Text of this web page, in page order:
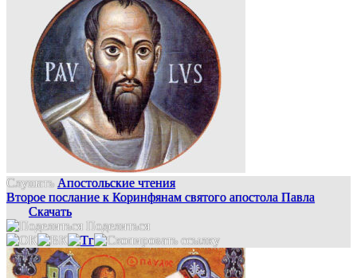
Слушать Апостольские чтения
Второе послание к Коринфянам святого апостола Павла
Скачать
Поделиться